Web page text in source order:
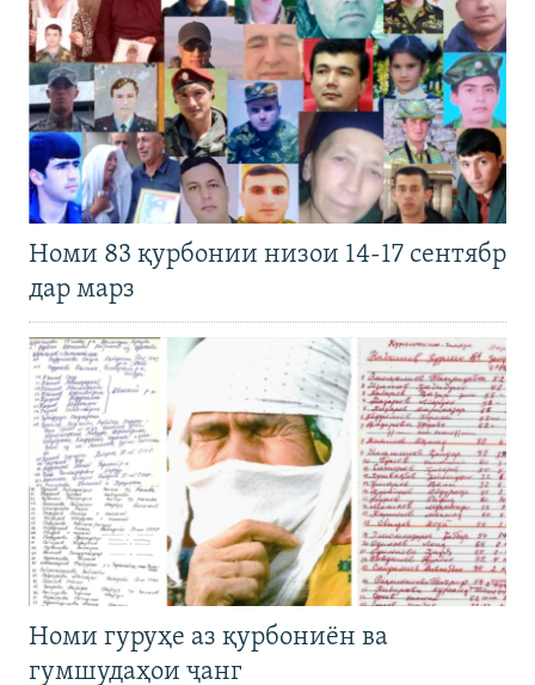
Номи 83 қурбонии низои 14-17 сентябр
дар марз
Номи гуруҳе аз қурбониён ва
гумшудаҳои ҷанг